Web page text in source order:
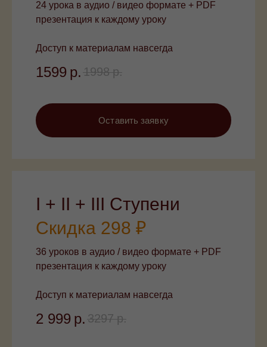
24 урока в аудио / видео формате + PDF
презентация к каждому уроку
Доступ к материалам навсегда
1599 р. 1998 р.
Оставить заявку
I + II + III Ступени
Скидка 298 ₽
36 уроков в аудио / видео формате + PDF
презентация к каждому уроку
Доступ к материалам навсегда
2 999 р. 3297 р.